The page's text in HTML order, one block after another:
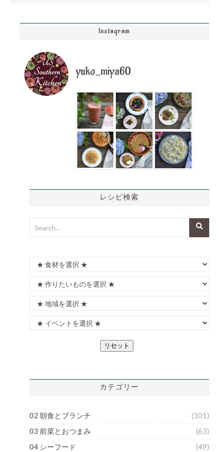
Instagram
yuko_miya60
レシピ検索
リセット
カテゴリー
02 朝食とブランチ
(101)
03 前菜とおつまみ
(63)
04 シーフード
(49)